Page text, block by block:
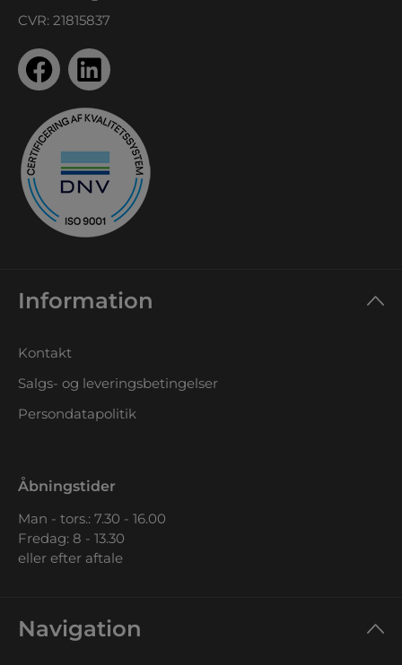
CVR: 21815837
Information
Kontakt
Salgs- og leveringsbetingelser
Persondatapolitik
Åbningstider
Man - tors.: 7.30 - 16.00
Fredag: 8 - 13.30
eller efter aftale
Navigation